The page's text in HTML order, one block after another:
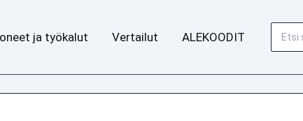
ja työkalut Vertailut ALEKOODIT